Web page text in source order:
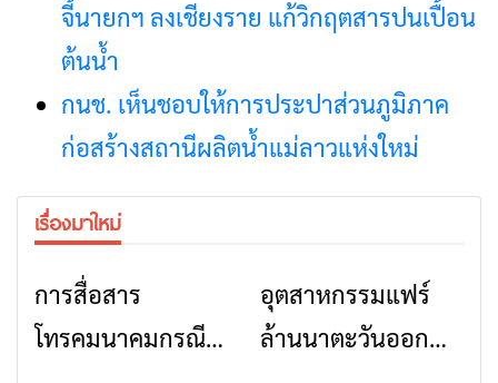
จี้นายกฯ ลงเชียงราย แก้วิกฤตสารปนเปื้อน
ต้นน้ำ
กนช. เห็นชอบให้การประปาส่วนภูมิภาค
ก่อสร้างสถานีผลิตน้ำแม่ลาวแห่งใหม่
เรื่องมาใหม่
การสื่อสาร
โทรคมนาคมกรณีภัย
ข่าวเชียงราย
อุตสาหกรรมแฟร์
ล้านนาตะวันออก